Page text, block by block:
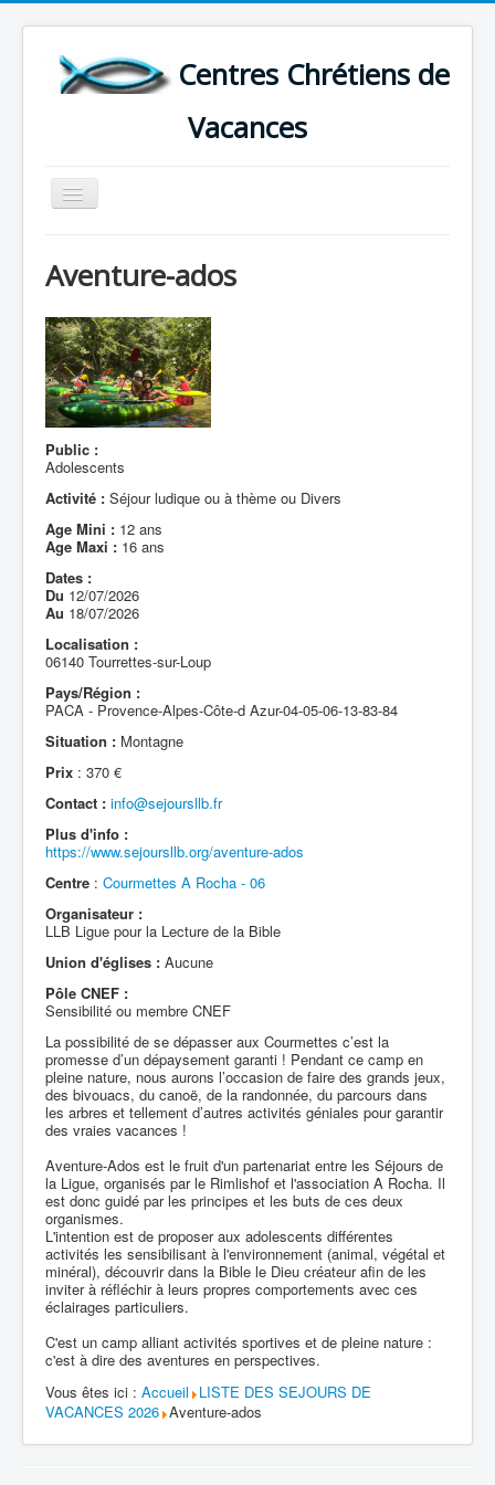
Centres Chrétiens de
Vacances
Basculer
la
CARTE DES CENTRES DE VACANCES .
LISTE DES SEJOURS DE VACANCES 2026
PLUS
Aventure-ados
Public :
Adolescents
Activité : Séjour ludique ou à thème ou Divers
Age Mini : 12 ans
Age Maxi : 16 ans
Dates :
Du 12/07/2026
Au 18/07/2026
Localisation :
06140 Tourrettes-sur-Loup
Pays/Région :
PACA - Provence-Alpes-Côte-d Azur-04-05-06-13-83-84
Situation : Montagne
Prix : 370 €
Contact : info@sejoursllb.fr
Plus d'info :
https://www.sejoursllb.org/aventure-ados
Centre : Courmettes A Rocha - 06
Organisateur :
LLB Ligue pour la Lecture de la Bible
Union d'églises : Aucune
Pôle CNEF :
Sensibilité ou membre CNEF
La possibilité de se dépasser aux Courmettes c’est la
promesse d’un dépaysement garanti ! Pendant ce camp en
pleine nature, nous aurons l’occasion de faire des grands jeux,
des bivouacs, du canoë, de la randonnée, du parcours dans
les arbres et tellement d’autres activités géniales pour garantir
des vraies vacances !
Aventure-Ados est le fruit d'un partenariat entre les Séjours de
la Ligue, organisés par le Rimlishof et l'association A Rocha. Il
est donc guidé par les principes et les buts de ces deux
organismes.
L'intention est de proposer aux adolescents différentes
activités les sensibilisant à l'environnement (animal, végétal et
minéral), découvrir dans la Bible le Dieu créateur afin de les
inviter à réfléchir à leurs propres comportements avec ces
éclairages particuliers.
C'est un camp alliant activités sportives et de pleine nature :
c'est à dire des aventures en perspectives.
Vous êtes ici : Accueil LISTE DES SEJOURS DE
VACANCES 2026 Aventure-ados